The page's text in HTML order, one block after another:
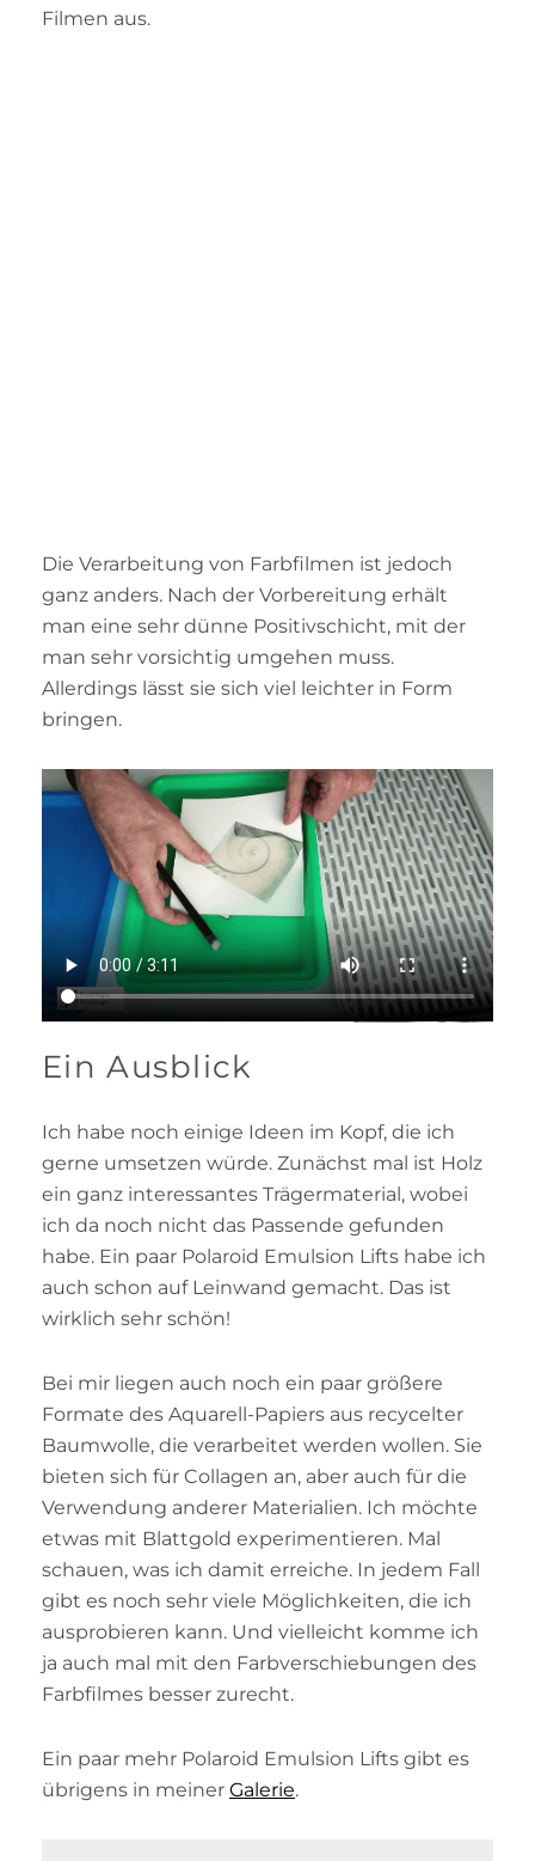
Filmen aus.
Die Verarbeitung von Farbfilmen ist jedoch
ganz anders. Nach der Vorbereitung erhält
man eine sehr dünne Positivschicht, mit der
man sehr vorsichtig umgehen muss.
Allerdings lässt sie sich viel leichter in Form
bringen.
Ein Ausblick
Ich habe noch einige Ideen im Kopf, die ich
gerne umsetzen würde. Zunächst mal ist Holz
ein ganz interessantes Trägermaterial, wobei
ich da noch nicht das Passende gefunden
habe. Ein paar Polaroid Emulsion Lifts habe ich
auch schon auf Leinwand gemacht. Das ist
wirklich sehr schön!
Bei mir liegen auch noch ein paar größere
Formate des Aquarell-Papiers aus recycelter
Baumwolle, die verarbeitet werden wollen. Sie
bieten sich für Collagen an, aber auch für die
Verwendung anderer Materialien. Ich möchte
etwas mit Blattgold experimentieren. Mal
schauen, was ich damit erreiche. In jedem Fall
gibt es noch sehr viele Möglichkeiten, die ich
ausprobieren kann. Und vielleicht komme ich
ja auch mal mit den Farbverschiebungen des
Farbfilmes besser zurecht.
Ein paar mehr Polaroid Emulsion Lifts gibt es
übrigens in meiner Galerie.